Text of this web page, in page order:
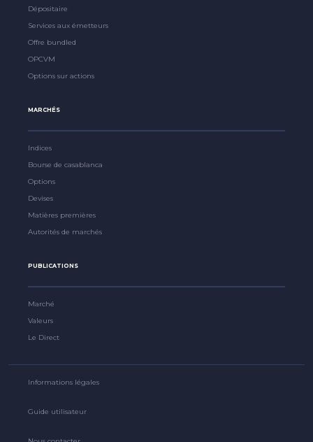
Dépositaire
Services aux émetteurs
Offre bundled
OPCVM
Options sur actions
MARCHÉS
Indices
Bourse de casablanca
Options
Devises
Matières premières
Autorités de marchés
PUBLICATIONS
Marché
Valeurs
Le Direct
Informations légales
Guide utilisateur